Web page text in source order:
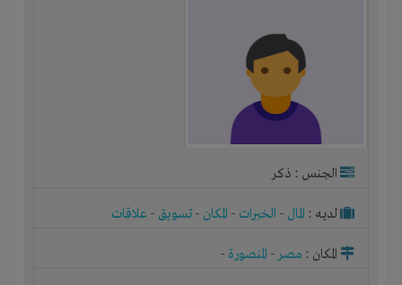
الجنس : ذكر
لديـه : المال - الخبرات - المكان - تسويق - علاقات
المكان : مصر- المنصورة -